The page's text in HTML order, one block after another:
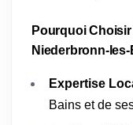
Pourquoi
Niederbronn-
Expertise
Bains et de